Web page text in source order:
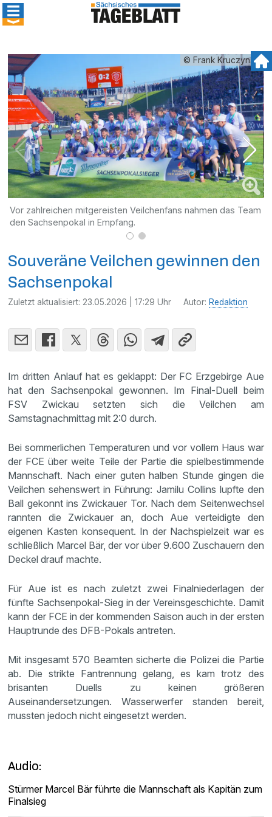
© Frank Kruczynski
Vor zahlreichen mitgereisten Veilchenfans nahmen das Team
den Sachsenpokal in Empfang.
Souveräne Veilchen gewinnen den
Sachsenpokal
Zuletzt aktualisiert: 23.05.2026 | 17:29 Uhr Autor: Redaktion
Im dritten Anlauf hat es geklappt: Der FC Erzgebirge Aue
hat den Sachsenpokal gewonnen. Im Final-Duell beim
FSV Zwickau setzten sich die Veilchen am
Samstagnachmittag mit 2:0 durch.
Bei sommerlichen Temperaturen und vor vollem Haus war
der FCE über weite Teile der Partie die spielbestimmende
Mannschaft. Nach einer guten halben Stunde gingen die
Veilchen sehenswert in Führung: Jamilu Collins lupfte den
Ball gekonnt ins Zwickauer Tor. Nach dem Seitenwechsel
rannten die Zwickauer an, doch Aue verteidigte den
eigenen Kasten konsequent. In der Nachspielzeit war es
schließlich Marcel Bär, der vor über 9.600 Zuschauern den
Deckel drauf machte.
Für Aue ist es nach zuletzt zwei Finalniederlagen der
fünfte Sachsenpokal-Sieg in der Vereinsgeschichte. Damit
kann der FCE in der kommenden Saison auch in der ersten
Hauptrunde des DFB-Pokals antreten.
Mit insgesamt 570 Beamten sicherte die Polizei die Partie
ab. Die strikte Fantrennung gelang, es kam trotz des
brisanten Duells zu keinen größeren
Auseinandersetzungen. Wasserwerfer standen bereit,
mussten jedoch nicht eingesetzt werden.
Audio:
Stürmer Marcel Bär führte die Mannschaft als Kapitän zum
Finalsieg